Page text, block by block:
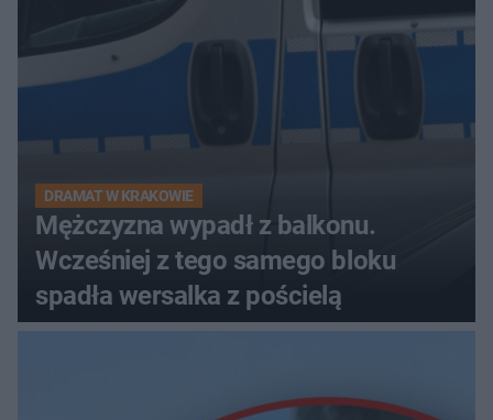
DRAMAT W KRAKOWIE
Mężczyzna wypadł z balkonu.
Wcześniej z tego samego bloku
spadła wersalka z pościelą